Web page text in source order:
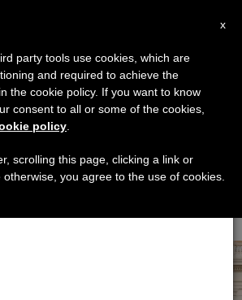
Tagged ‘Mons.
Pérez
×
al 7 de agosto haremos la pausa
que en el periodo de verano
informaciones y también el
x
party tools use cookies, which are
and required to achieve the
the cookie policy. If you want to know
consent to all or some of the cookies,
policy
scrolling this page, clicking a link or
you agree to the use of cookies.